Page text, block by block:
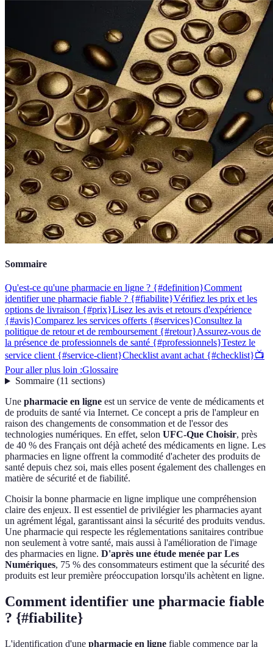
Sommaire
Qu'est-ce qu'une pharmacie en ligne ? {#definition}Comment
identifier une pharmacie fiable ? {#fiabilite}Vérifiez les prix et les
options de livraison {#prix}Lisez les avis et retours d'expérience
{#avis}Comparez les services offerts {#services}Consultez la
politique de retour et de remboursement {#retour}Assurez-vous de
la présence de professionnels de santé {#professionnels}Testez le
service client {#service-client}Checklist avant achat {#checklist}📺
Pour aller plus loin :Glossaire
Sommaire(11 sections)
Une pharmacie en ligne est un service de vente de médicaments et
de produits de santé via Internet. Ce concept a pris de l'ampleur en
raison des changements de consommation et de l'essor des
technologies numériques. En effet, selon UFC-Que Choisir, près
de 40 % des Français ont déjà acheté des médicaments en ligne. Les
pharmacies en ligne offrent la commodité d'acheter des produits de
santé depuis chez soi, mais elles posent également des challenges en
matière de sécurité et de fiabilité.
Choisir la bonne pharmacie en ligne implique une compréhension
claire des enjeux. Il est essentiel de privilégier les pharmacies ayant
un agrément légal, garantissant ainsi la sécurité des produits vendus.
Une pharmacie qui respecte les réglementations sanitaires contribue
non seulement à votre santé, mais aussi à l'amélioration de l'image
des pharmacies en ligne. D'après une étude menée par Les
Numériques, 75 % des consommateurs estiment que la sécurité des
produits est leur première préoccupation lorsqu'ils achètent en ligne.
Comment identifier une pharmacie fiable
? {#fiabilite}
L'identification d'une pharmacie en ligne fiable commence par la